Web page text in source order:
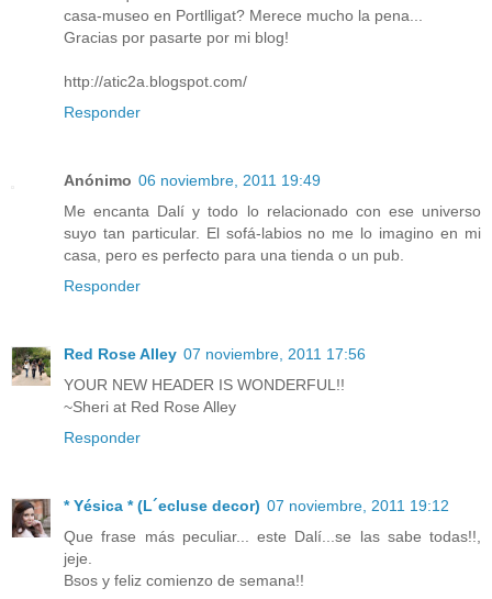
casa-museo en Portlligat? Merece mucho la pena...
Gracias por pasarte por mi blog!
http://atic2a.blogspot.com/
Responder
Anónimo 06 noviembre, 2011 19:49
Me encanta Dalí y todo lo relacionado con ese universo
suyo tan particular. El sofá-labios no me lo imagino en mi
casa, pero es perfecto para una tienda o un pub.
Responder
Red Rose Alley 07 noviembre, 2011 17:56
YOUR NEW HEADER IS WONDERFUL!!
~Sheri at Red Rose Alley
Responder
* Yésica * (L´ecluse decor) 07 noviembre, 2011 19:12
Que frase más peculiar... este Dalí...se las sabe todas!!,
jeje.
Bsos y feliz comienzo de semana!!